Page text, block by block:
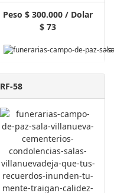
Peso $ 300.000 / Dolar
$ 73
RF-58